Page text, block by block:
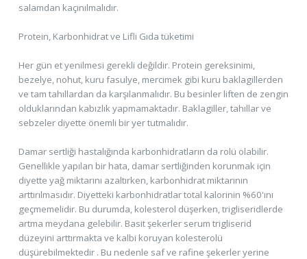
salamdan kaçınılmalıdır.
Protein, Karbonhidrat ve Lifli Gıda tüketimi
Her gün et yenilmesi gerekli değildir. Protein gereksinimi,
bezelye, nohut, kuru fasulye, mercimek gibi kuru baklagillerden
ve tam tahıllardan da karşılanmalıdır. Bu besinler liften de zengin
olduklarından kabızlık yapmamaktadır. Baklagiller, tahıllar ve
sebzeler diyette önemli bir yer tutmalıdır.
Damar sertliği hastalığında karbonhidratların da rolü olabilir.
Genellikle yapılan bir hata, damar sertliğinden korunmak için
diyette yağ miktarını azaltırken, karbonhidrat miktarının
arttırılmasıdır. Diyetteki karbonhidratlar total kalorinin %60'ını
geçmemelidir. Bu durumda, kolesterol düşerken, trigliseridlerde
artma meydana gelebilir. Basit şekerler serum trigliserid
düzeyini arttırmakta ve kalbi koruyan kolesterolü
düşürebilmektedir . Bu nedenle saf ve rafine şekerler yerine